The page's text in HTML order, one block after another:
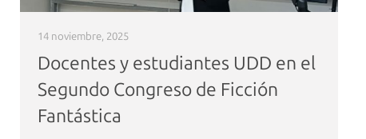
14 noviembre, 2025
Docentes y estudiantes UDD en el
Segundo Congreso de Ficción
Fantástica